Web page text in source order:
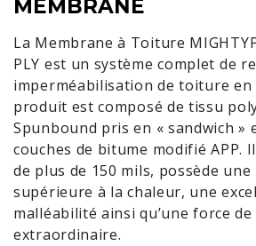
MEMBRANE
La Membrane à Toiture
PLY est un système complet de
imperméabilisation de toiture en
produit est composé de tissu
Spunbound pris en « sandwich »
couches de bitume modifié APP.
de plus de 150 mils, possède une
supérieure à la chaleur, une
malléabilité ainsi qu’une force
extraordinaire.